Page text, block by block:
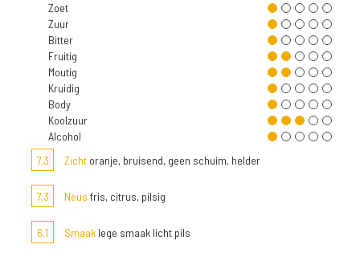
Zoet
Zuur
Bitter
Fruitig
Moutig
Kruidig
Body
Koolzuur
Alcohol
7,3
Zicht oranje, bruisend, geen schuim, helder
7,3 Neus fris, citrus, pilsig
6,1 Smaak lege smaak licht pils